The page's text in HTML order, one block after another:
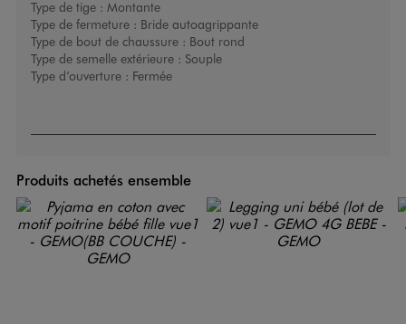
Type de tige : Montante
Type de fermeture : Bride autoagrippante
Type de bout de chaussure : Bout rond
Type de semelle extérieure : Souple
Type d’ouverture : Fermée
Produits achetés ensemble